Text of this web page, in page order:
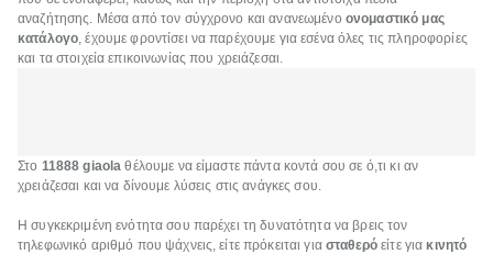
αναζήτησης. Μέσα από τον σύγχρονο και ανανεωμένο ονομαστικό μας
κατάλογο, έχουμε φροντίσει να παρέχουμε για εσένα όλες τις πληροφορίες
και τα στοιχεία επικοινωνίας που χρειάζεσαι.
Στο 11888 giaola θέλουμε να είμαστε πάντα κοντά σου σε ό,τι κι αν
χρειάζεσαι και να δίνουμε λύσεις στις ανάγκες σου.
Η συγκεκριμένη ενότητα σου παρέχει τη δυνατότητα να βρεις τον
τηλεφωνικό αριθμό που ψάχνεις, είτε πρόκειται γιασταθερό είτε για κινητό